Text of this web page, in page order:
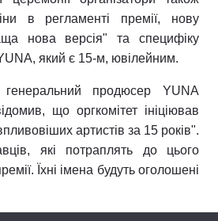
Світ
Наука
Інциденти
Туризм
Погода
Регіони
в регламенті премії, нову
нова версія" та специфіку
який є 15-м, ювілейним.
генеральний продюсер YUNA
що оргкомітет ініціював
артистів за 15 років".
які потраплять до цього
Їхні імена будуть оголошені